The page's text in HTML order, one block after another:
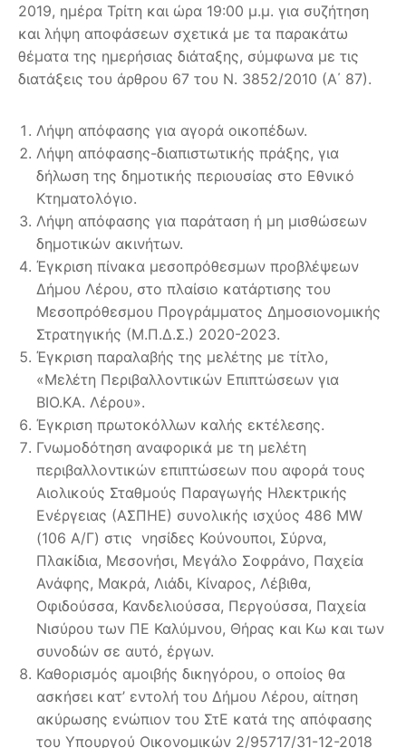
2019, ημέρα Τρίτη και ώρα 19:00 μ.μ. για συζήτηση
και λήψη αποφάσεων σχετικά με τα παρακάτω
θέματα της ημερήσιας διάταξης, σύμφωνα με τις
διατάξεις του άρθρου 67 του Ν. 3852/2010 (Α΄ 87).
Λήψη απόφασης για αγορά οικοπέδων.
Λήψη απόφασης-διαπιστωτικής πράξης, για
δήλωση της δημοτικής περιουσίας στο Εθνικό
Κτηματολόγιο.
Λήψη απόφασης για παράταση ή μη μισθώσεων
δημοτικών ακινήτων.
Έγκριση πίνακα μεσοπρόθεσμων προβλέψεων
Δήμου Λέρου, στο πλαίσιο κατάρτισης του
Μεσοπρόθεσμου Προγράμματος Δημοσιονομικής
Στρατηγικής (Μ.Π.Δ.Σ.) 2020-2023.
Έγκριση παραλαβής της μελέτης με τίτλο,
«Μελέτη Περιβαλλοντικών Επιπτώσεων για
ΒΙΟ.ΚΑ. Λέρου».
Έγκριση πρωτοκόλλων καλής εκτέλεσης.
Γνωμοδότηση αναφορικά με τη μελέτη
περιβαλλοντικών επιπτώσεων που αφορά τους
Αιολικούς Σταθμούς Παραγωγής Ηλεκτρικής
Ενέργειας (ΑΣΠΗΕ) συνολικής ισχύος 486 MW
(106 Α/Γ) στις νησίδες Κούνουποι, Σύρνα,
Πλακίδια, Μεσονήσι, Μεγάλο Σοφράνο, Παχεία
Ανάφης, Μακρά, Λιάδι, Κίναρος, Λέβιθα,
Οφιδούσσα, Κανδελιούσσα, Περγούσσα, Παχεία
Νισύρου των ΠΕ Καλύμνου, Θήρας και Κω και των
συνοδών σε αυτό, έργων.
Καθορισμός αμοιβής δικηγόρου, ο οποίος θα
ασκήσει κατ’ εντολή του Δήμου Λέρου, αίτηση
ακύρωσης ενώπιον του ΣτΕ κατά της απόφασης
του Υπουργού Οικονομικών 2/95717/31-12-2018